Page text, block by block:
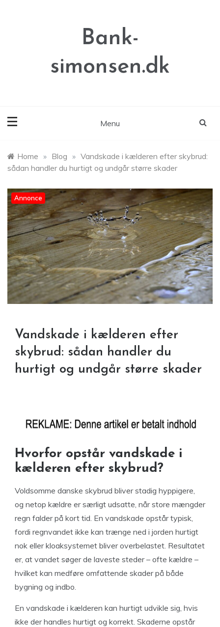
Bank-
simonsen.dk
Menu
Home » Blog » Vandskade i kælderen efter skybrud:
sådan handler du hurtigt og undgår større skader
Annonce
Vandskade i kælderen efter
skybrud: sådan handler du
hurtigt og undgår større skader
Hvorfor opstår vandskade i
kælderen efter skybrud?
Voldsomme danske skybrud bliver stadig hyppigere,
og netop kældre er særligt udsatte, når store mængder
regn falder på kort tid. En vandskade opstår typisk,
fordi regnvandet ikke kan trænge ned i jorden hurtigt
nok eller kloaksystemet bliver overbelastet. Resultatet
er, at vandet søger de laveste steder – ofte kældre –
hvilket kan medføre omfattende skader på både
bygning og indbo.
En vandskade i kælderen kan hurtigt udvikle sig, hvis
ikke der handles hurtigt og korrekt. Skaderne opstår